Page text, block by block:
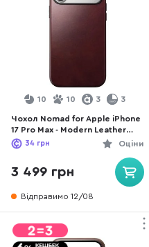
10 10 3 3
Чохол Nomad for Apple iPhone
17 Pro Max - Modern Leather
Horween Burgundy
(NM011840858)
Оціни
34 грн
3 499 грн
Відправимо 12/08